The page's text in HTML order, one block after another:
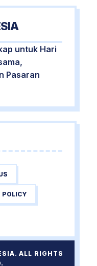
untuk Hari
Pasaran
POLICY
ALL RIGHTS